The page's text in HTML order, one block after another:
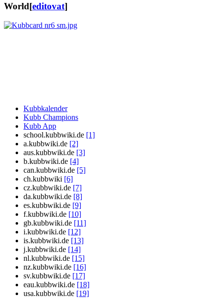
World[editovat]
Kubbkalender
Kubb Champions
Kubb App
school.kubbwiki.de [1]
a.kubbwiki.de [2]
aus.kubbwiki.de [3]
b.kubbwiki.de [4]
can.kubbwiki.de [5]
ch.kubbwiki [6]
cz.kubbwiki.de [7]
da.kubbwiki.de [8]
es.kubbwiki.de [9]
f.kubbwiki.de [10]
gb.kubbwiki.de [11]
i.kubbwiki.de [12]
is.kubbwiki.de [13]
j.kubbwiki.de [14]
nl.kubbwiki.de [15]
nz.kubbwiki.de [16]
sv.kubbwiki.de [17]
eau.kubbwiki.de [18]
usa.kubbwiki.de [19]